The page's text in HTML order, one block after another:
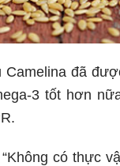
đã
3 tốt hơn
có thực